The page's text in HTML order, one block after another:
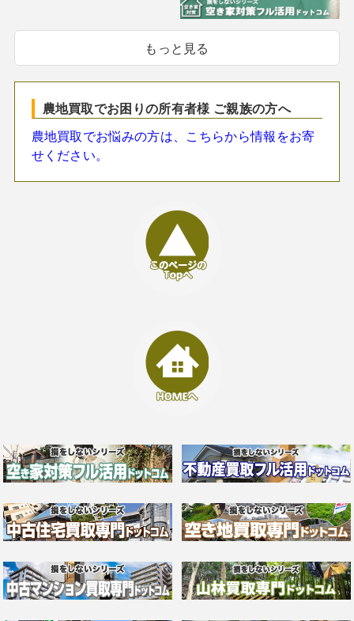
もっと見る
農地買取でお困りの所有者様 ご親族の方へ
農地買取でお悩みの方は、こちらから情報をお寄
せください。